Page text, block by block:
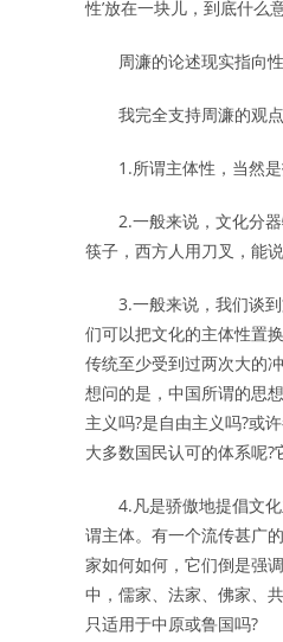
性’放在一块儿，到底什么
周濂的论述现实指向性
我完全支持周濂的观点
1.所谓主体性，当然
2.一般来说，文化分
筷子，西方人用刀叉，能
3.一般来说，我们谈
们可以把文化的主体性置
传统至少受到过两次大的
想问的是，中国所谓的思
主义吗?是自由主义吗?或
大多数国民认可的体系呢?
4.凡是骄傲地提倡文
谓主体。有一个流传甚广
家如何如何，它们倒是强
中，儒家、法家、佛家、
只适用于中原或鲁国吗?